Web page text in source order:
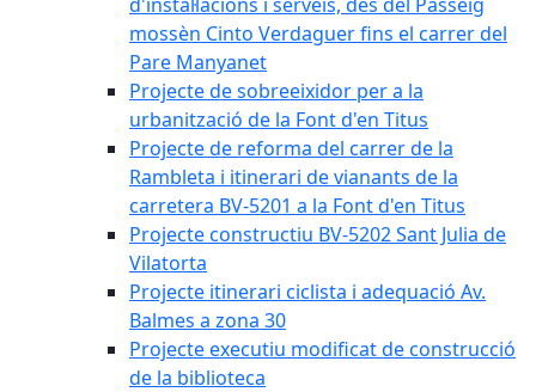
mossèn Cinto Verdaguer fins el carrer del
Pare Manyanet
Projecte de sobreeixidor per a la
urbanització de la Font d'en Titus
Projecte de reforma del carrer de la
Rambleta i itinerari de vianants de la
carretera BV-5201 a la Font d'en Titus
Projecte constructiu BV-5202 Sant Julia de
Vilatorta
Projecte itinerari ciclista i adequació Av.
Balmes a zona 30
Projecte executiu modificat de construcció
de la biblioteca